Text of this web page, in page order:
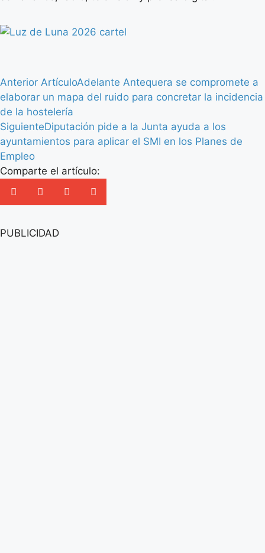
Anterior ArtículoAdelante Antequera se compromete a
elaborar un mapa del ruido para concretar la incidencia
de la hostelería
SiguienteDiputación pide a la Junta ayuda a los
ayuntamientos para aplicar el SMI en los Planes de
Empleo
Comparte el artículo:
PUBLICIDAD